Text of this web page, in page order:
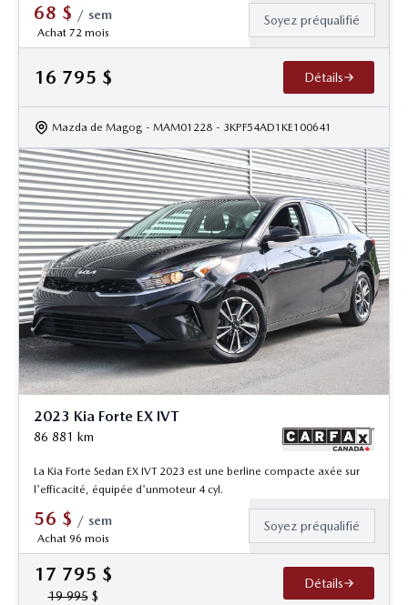
68 $ / sem
Achat 72 mois
Soyez préqualifié
16 795 $ Détails
Mazda de Magog - MAM01228 - 3KPF54AD1KE100641
2023 Kia Forte EX IVT
86 881 km
La Kia Forte Sedan EX IVT 2023 est une berline compacte axée sur
l'efficacité, équipée d'unmoteur 4 cyl.
56 $ / sem
Achat 96 mois
Soyez préqualifié
17 795 $
19 995$
Détails